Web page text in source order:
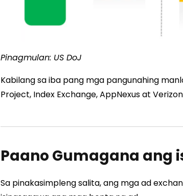
Pinagmulan: US DoJ
Kabilang sa iba pang mga pangunahing
Project, Index Exchange, AppNexus at
Paano Gumagana ang
Sa pinakasimpleng salita, ang mga ad